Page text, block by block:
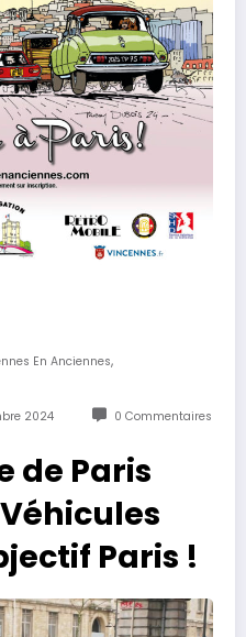
En Anciennes,
2024 0 Commentaires
de Paris
Paris !